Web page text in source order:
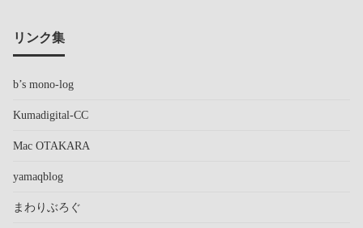
リンク集
b’s mono-log
Kumadigital-CC
Mac OTAKARA
yamaqblog
まわりぶろぐ